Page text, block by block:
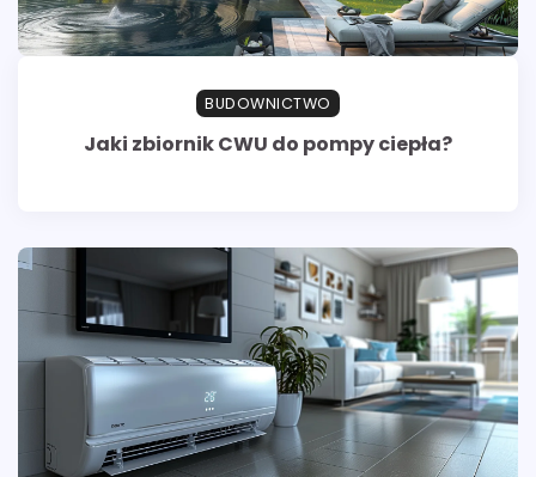
BUDOWNICTWO
Jaki zbiornik CWU do pompy ciepła?